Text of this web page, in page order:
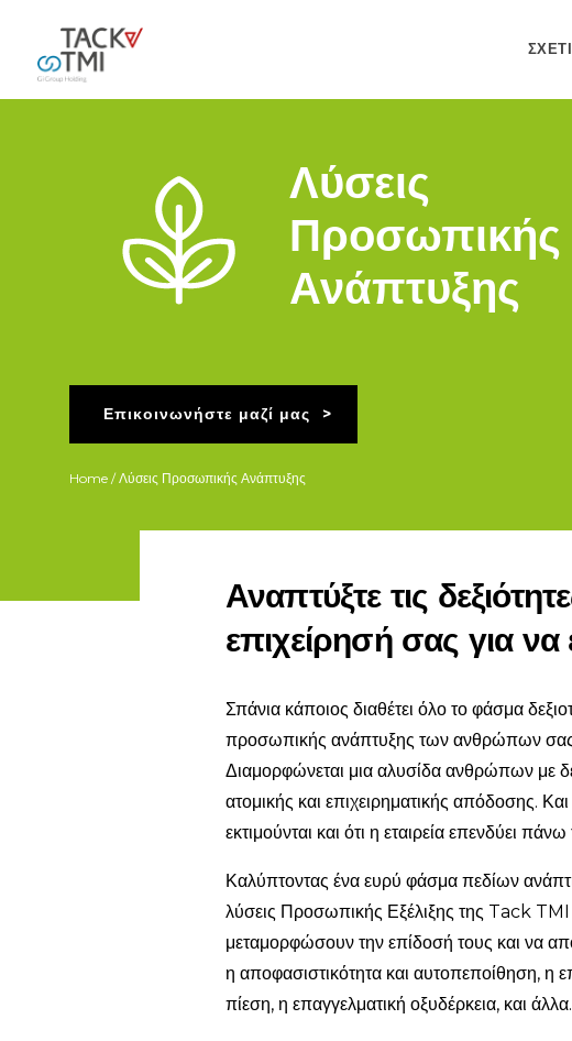
Λύσεις
Προσωπικής
Ανάπτυξης
Επικοινωνήστε μαζί μας
Home / Λύσεις Προσωπικής Ανάπτυξης
Αναπτύξτε τις
επιχείρησή σας για να
Σπάνια κάποιος διαθέτει όλο το φάσμα
προσωπικής ανάπτυξης των ανθρώπων σας
Διαμορφώνεται μια αλυσίδα ανθρώπων με
ατομικής και επιχειρηματικής απόδοσης.
εκτιμούνται και ότι η εταιρεία επενδύει πάνω
Καλύπτοντας ένα ευρύ φάσμα πεδίων
λύσεις Προσωπικής Εξέλιξης της Tack TMI
μεταμορφώσουν την επίδοσή τους και να
η αποφασιστικότητα και αυτοπεποίθηση, η
πίεση, η επαγγελματική οξυδέρκεια, και άλλα.